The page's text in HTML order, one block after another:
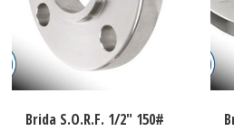
Brida S.O.R.F. 1/2″ 150#